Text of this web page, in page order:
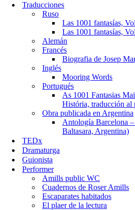
Traducciones
Ruso
Las 1001 fantasías,
Las 1001 fantasías,
Alemán
Francés
Biografia de Josep
Inglés
Mooring Words
Portugués
As 1001 Fantasias
História, traducción al
Obra publicada en Argentina
Antología Barcelona
Baltasara, Argentina)
TEDx
Dramaturga
Guionista
Performer
Amills public WC
Cuadernos de Roser Amills
Escaparates habitados
El plaer de la lectura